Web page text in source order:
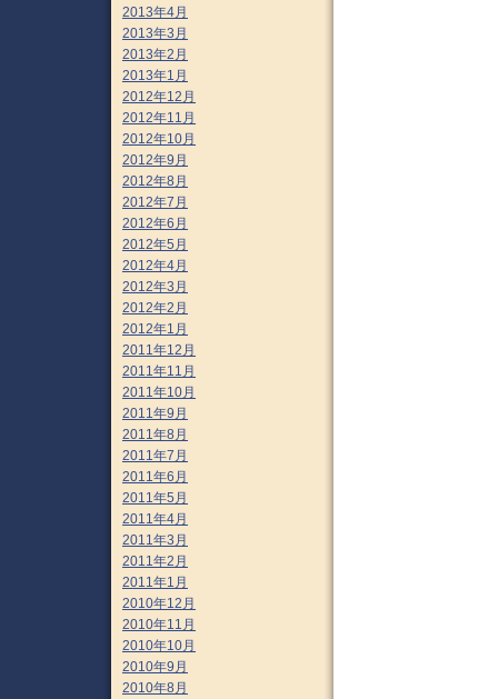
2013年4月
2013年3月
2013年2月
2013年1月
2012年12月
2012年11月
2012年10月
2012年9月
2012年8月
2012年7月
2012年6月
2012年5月
2012年4月
2012年3月
2012年2月
2012年1月
2011年12月
2011年11月
2011年10月
2011年9月
2011年8月
2011年7月
2011年6月
2011年5月
2011年4月
2011年3月
2011年2月
2011年1月
2010年12月
2010年11月
2010年10月
2010年9月
2010年8月